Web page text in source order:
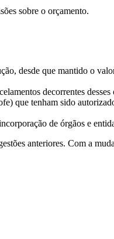
sobre o orçamento.
desde que mantido o
decorrentes
que tenham sido
de órgãos e
anteriores. Com a